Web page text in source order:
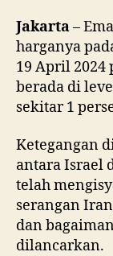
Jakarta–
harganya
19 April 2024
berada di
sekitar 1
Ketegangan
antara Israel
telah
serangan
dan
dilancarkan.